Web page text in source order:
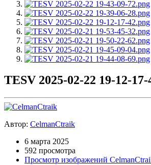
TESV 2025-02-22 19-12-17-
Автор: CelmanCtraik
6 марта 2025
592 просмотра
Просмотр изображений